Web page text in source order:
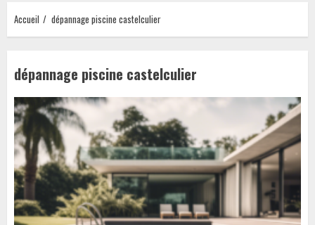
Accueil dépannage piscine castelculier
dépannage piscine castelculier